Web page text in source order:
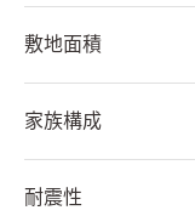
敷地面積
家族構成
耐震性